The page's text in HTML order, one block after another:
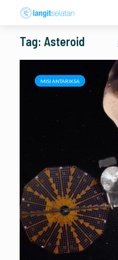
Tag: Asteroid
MISI ANTARIKSA